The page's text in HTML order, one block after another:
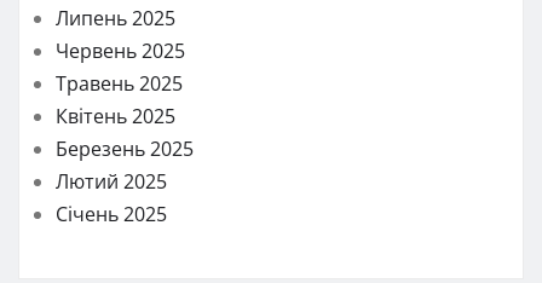
Липень 2025
Червень 2025
Травень 2025
Квітень 2025
Березень 2025
Лютий 2025
Січень 2025